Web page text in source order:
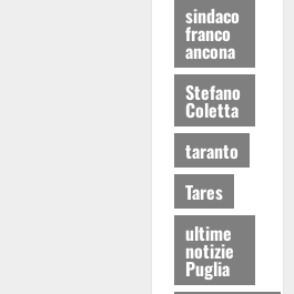
sindaco
franco
ancona
Stefano
Coletta
taranto
Tares
ultime
notizie
Puglia